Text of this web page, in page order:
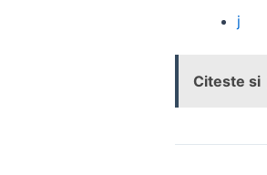
j
Citeste si